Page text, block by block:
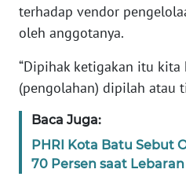
terhadap vendor
oleh anggotanya.
“Dipihak ketigakan itu kita
(pengolahan) dipilah atau
Baca Juga:
PHRI Kota Batu Sebut
70 Persen saat Lebaran
WN
NTT
WN
KEPRI
PAPUA